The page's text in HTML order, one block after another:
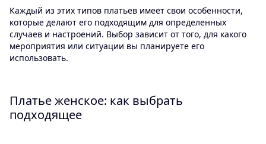
Каждый из этих типов платьев имеет свои особенности,
которые делают его подходящим для определенных
случаев и настроений. Выбор зависит от того, для какого
мероприятия или ситуации вы планируете его
использовать.
Платье женское: как выбрать
подходящее